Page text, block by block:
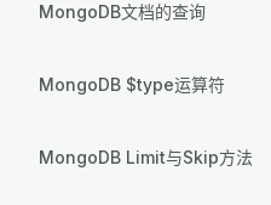
MongoDB文档的查询
MongoDB $type运算符
MongoDB Limit与Skip方法